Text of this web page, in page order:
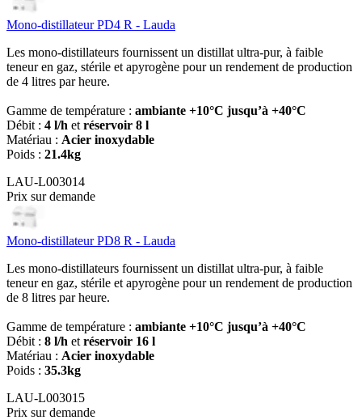
Mono-distillateur PD4 R - Lauda
Les mono-distillateurs fournissent un distillat ultra-pur, à faible
teneur en gaz, stérile et apyrogène pour un rendement de production
de 4 litres par heure.
Gamme de température : ambiante +10°C jusqu’à +40°C
Débit : 4 l/h et réservoir 8 l
Matériau : Acier inoxydable
Poids : 21.4kg
LAU-L003014
Prix sur demande
Mono-distillateur PD8 R - Lauda
Les mono-distillateurs fournissent un distillat ultra-pur, à faible
teneur en gaz, stérile et apyrogène pour un rendement de production
de 8 litres par heure.
Gamme de température : ambiante +10°C jusqu’à +40°C
Débit : 8 l/h et réservoir 16 l
Matériau : Acier inoxydable
Poids : 35.3kg
LAU-L003015
Prix sur demande